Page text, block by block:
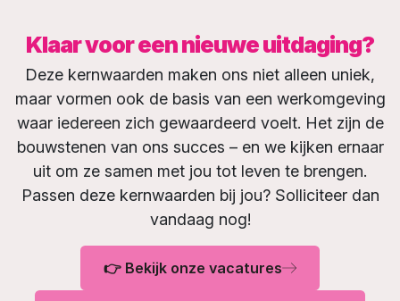
Klaar voor een nieuwe uitdaging?
Deze kernwaarden maken ons niet alleen uniek,
maar vormen ook de basis van een werkomgeving
waar iedereen zich gewaardeerd voelt. Het zijn de
bouwstenen van ons succes – en we kijken ernaar
uit om ze samen met jou tot leven te brengen.
Passen deze kernwaarden bij jou? Solliciteer dan
vandaag nog!
👉 Bekijk onze vacatures